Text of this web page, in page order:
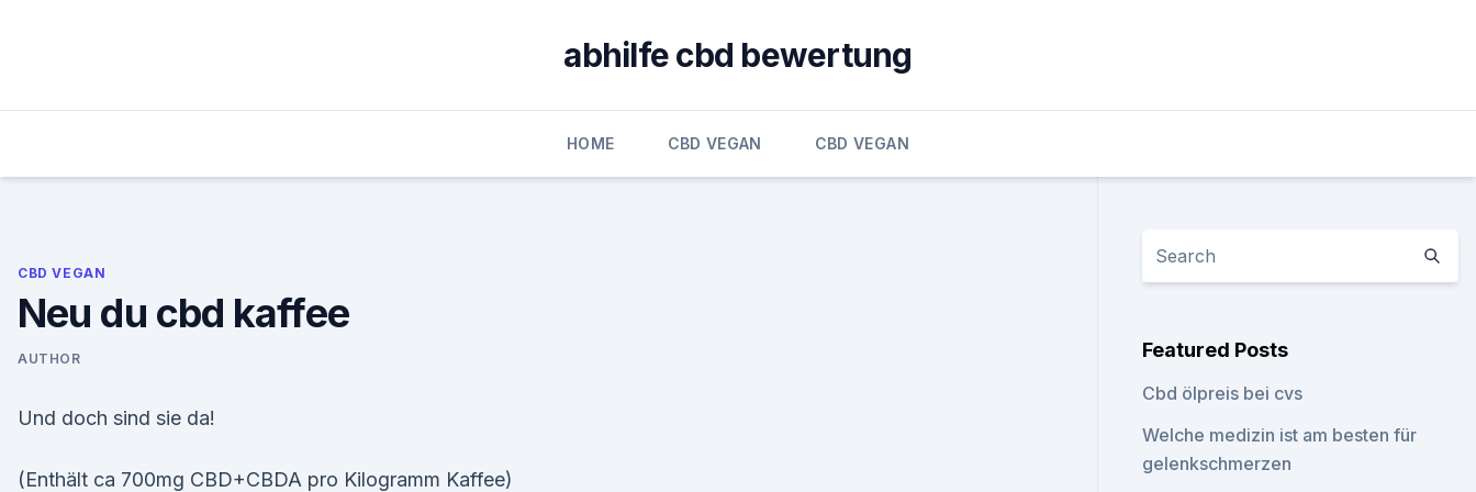
abhilfe cbd bewertung
HOME CBD VEGAN CBD VEGAN
CBD VEGAN
Neu du cbd kaffee
AUTHOR
Und doch sind sie da!
(Enthält ca 700mg CBD+CBDA pro Kilogramm Kaffee)
Featured Posts
Cbd ölpreis bei cvs
Welche medizin ist am besten für
gelenkschmerzen